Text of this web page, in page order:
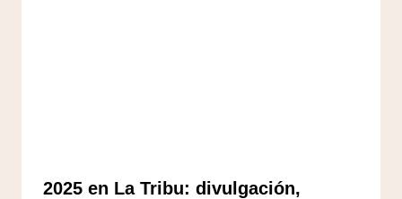
2025 en La Tribu: divulgación,